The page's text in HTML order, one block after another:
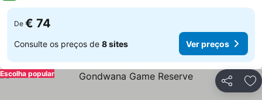
De € 74
Consulte os preços de 8 sites Ver preços
Partilhar
Escolha popular